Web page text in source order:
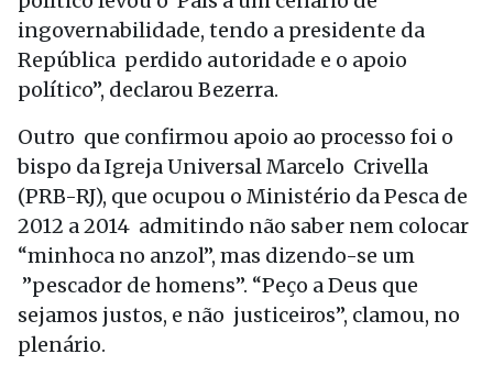
ingovernabilidade, tendo a presidente da
República perdido autoridade e o apoio
político”, declarou Bezerra.
Outro que confirmou apoio ao processo foi o
bispo da Igreja Universal Marcelo Crivella
(PRB-RJ), que ocupou o Ministério da Pesca de
2012 a 2014 admitindo não saber nem colocar
“minhoca no anzol”, mas dizendo-se um
”pescador de homens”. “Peço a Deus que
sejamos justos, e não justiceiros”, clamou, no
plenário.